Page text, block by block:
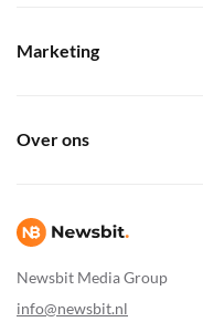
Newsbit Media Group
info@newsbit.nl
Marketing
Over ons